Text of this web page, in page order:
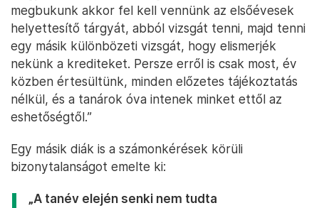
megbukunk akkor fel kell vennünk az elsőévesek
helyettesítő tárgyát, abból vizsgát tenni, majd tenni
egy másik különbözeti vizsgát, hogy elismerjék
nekünk a krediteket. Persze erről is csak most, év
közben értesültünk, minden előzetes tájékoztatás
nélkül, és a tanárok óva intenek minket ettől az
eshetőségtől.”
Egy másik diák is a számonkérések körüli
bizonytalanságot emelte ki:
„A tanév elején senki nem tudta